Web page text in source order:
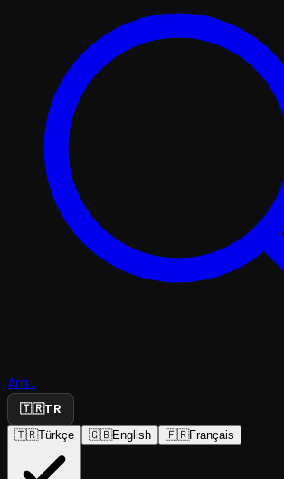
Ara...
🇹🇷TR
🇹🇷Türkçe 🇬🇧English 🇫🇷Français